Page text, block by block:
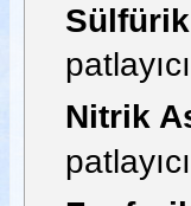
Nitrik